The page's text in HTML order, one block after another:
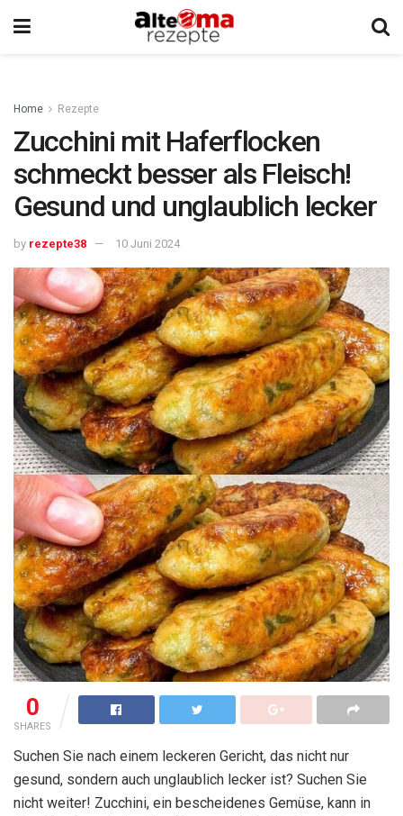
Home Rezepte
Zucchini mit Haferflocken
schmeckt besser als Fleisch!
Gesund und unglaublich lecker
by rezepte38 10 Juni 2024
0
SHARES
Suchen Sie nach einem leckeren Gericht, das nicht nur
gesund, sondern auch unglaublich lecker ist? Suchen Sie
nicht weiter! Zucchini, ein bescheidenes Gemüse, kann in